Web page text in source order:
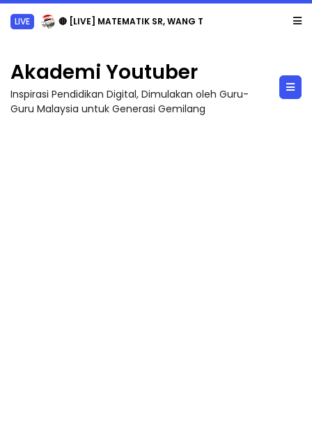
LIVE 🔴 [LIVE] MATEMATIK SR, WANG TAHUN 6 OLEH CIKGU ANITA #ALLINONE #141 #...
Akademi Youtuber
Inspirasi Pendidikan Digital, Dimulakan oleh Guru-
Guru Malaysia untuk Generasi Gemilang